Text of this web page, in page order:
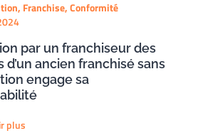
Franchise, Conformité
par un franchiseur des
d’un ancien franchisé sans
engage sa
plus